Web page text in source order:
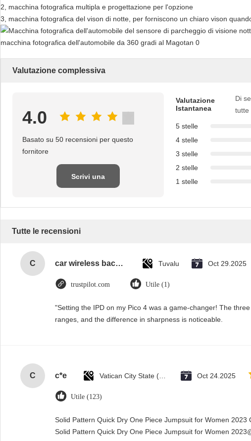
2, macchina fotografica multipla e progettazione per l'opzione
3, macchina fotografica del vison di notte, per forniscono un chiaro vison
Valutazione complessiva
4.0
Basato su 50 recensioni per questo
fornitore
Scrivi una
Valutazione
Istantanea
Di
tutte
5 stelle
4 stelle
3 stelle
2 stelle
1 stelle
Tutte le recensioni
C car wireless backup camera with wide view angle Tuvalu Oct 29.2025
trustpilot.com Utile (1)
"Setting the IPD on my Pico 4 was a game-changer! The
ranges, and the difference in sharpness is noticeable.
C c*e Oct 24.2025
Utile (123)
Solid Pattern Quick Dry One Piece Jumpsuit for Women 2023
Solid Pattern Quick Dry One Piece Jumpsuit for Women